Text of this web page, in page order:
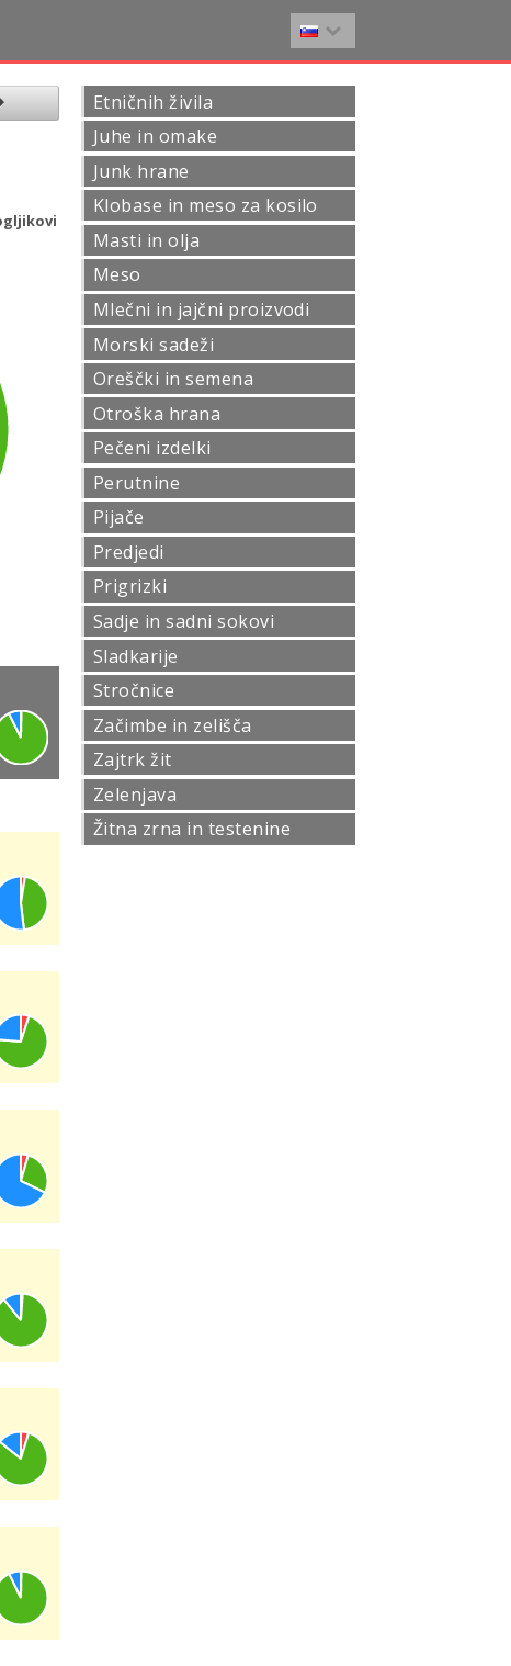
Etničnih živila
Juhe in omake
Junk hrane
Klobase in meso za kosilo
Masti in olja
Meso
Mlečni in jajčni proizvodi
Morski sadeži
Oreščki in semena
Otroška hrana
Pečeni izdelki
Perutnine
Pijače
Predjedi
Prigrizki
Sadje in sadni sokovi
Sladkarije
Stročnice
Začimbe in zelišča
Zajtrk žit
Zelenjava
Žitna zrna in testenine